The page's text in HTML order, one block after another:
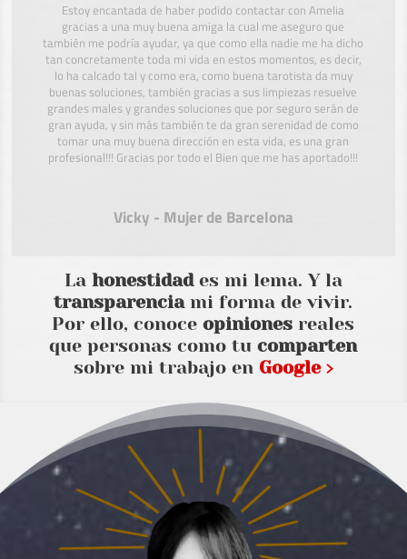
Estoy encantada de haber podido contactar con Amelia
gracias a una muy buena amiga la cual me aseguro que
también me podría ayudar, ya que como ella nadie me ha dicho
tan concretamente toda mi vida en estos momentos, es decir,
lo ha calcado tal y como era, como buena tarotista da muy
buenas soluciones, también gracias a sus limpiezas resuelve
grandes males y grandes soluciones que por seguro serán de
gran ayuda, y sin más también te da gran serenidad de como
tomar una muy buena dirección en esta vida, es una gran
profesional!!! Gracias por todo el Bien que me has aportado!!!
Vicky - Mujer de Barcelona
La honestidades mi lema. Y la
transparenciami forma de vivir.
Por ello, conoceopiniones reales
que personas como tucomparten
sobre mi trabajo en Google ›